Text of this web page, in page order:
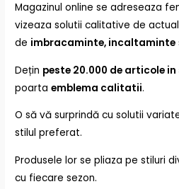
Magazinul online se adreseaza
vizeaza solutii calitative de
de imbracaminte, incaltaminte
Dețin peste 20.000 de articole
poartaemblema calitatii.
O să vă surprindă cu solutii
stilul preferat.
Produsele lor se pliaza pe stiluri
cu fiecare sezon.